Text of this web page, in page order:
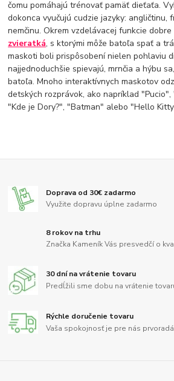
čomu pomáhajú trénovať pamäť dieťaťa.
dokonca vyučujú cudzie jazyky: angličtinu,
nemčinu. Okrem vzdelávacej funkcie
zvieratká, s ktorými môže batoľa spať a
maskoti boli prispôsobení nielen pohlaviu
najjednoduchšie spievajú, mrnčia a hýbu
batoľa. Mnoho interaktívnych maskotov
detských rozprávok, ako napríklad
"Kde je Dory?", "Batman" alebo "Hello
Doprava od 30€ zadarmo
Využite dopravu úplne zadarmo
8 rokov na trhu
Značka Kameník Vás presvedčí o
30 dní na vrátenie tovaru
Predĺžili sme dobu na vrátenie
Rýchle doručenie tovaru
Vaša spokojnosť je pre nás prvoradá